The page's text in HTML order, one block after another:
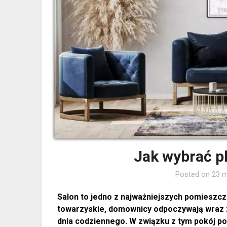
Jak wybrać
Posted on 23
Salon to jedno z najważniejszych
towarzyskie, domownicy odpoczywają
dnia codziennego. W związku z tym pokój